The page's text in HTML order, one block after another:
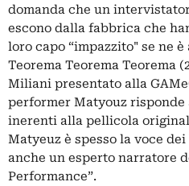
domanda che un
escono dalla fabbrica che
loro capo “impazzito" se ne
Teorema Teorema Teorema
Miliani presentato alla
performer Matyouz risponde
inerenti alla pellicola
Matyeuz è spesso la voce
anche un esperto narratore
Performance”.